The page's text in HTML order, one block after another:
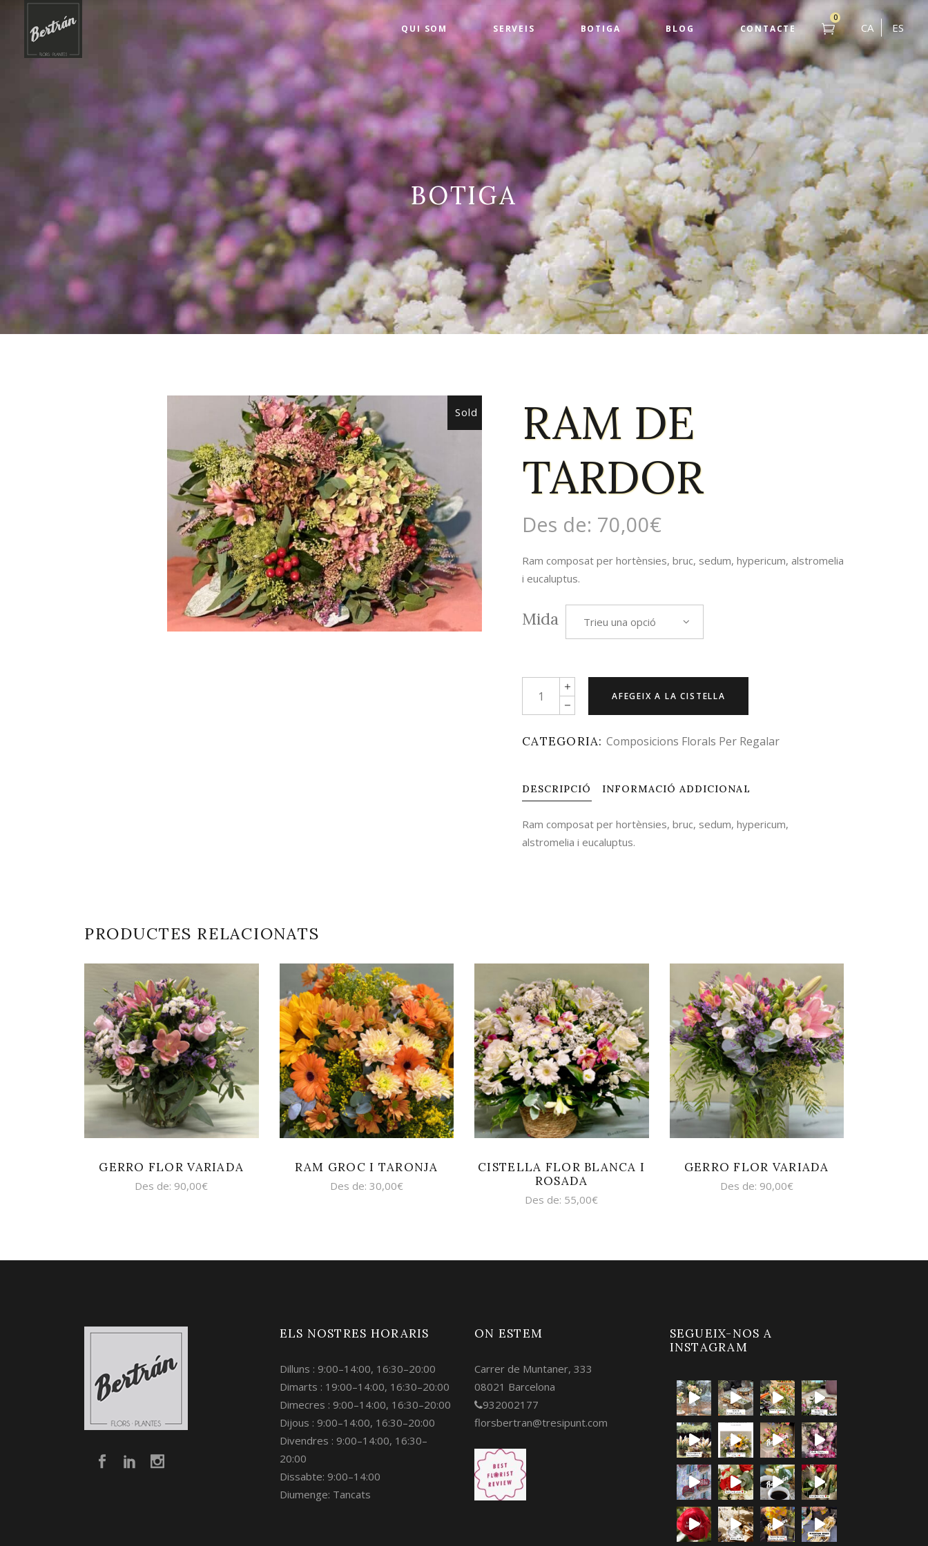
QUI SOM SERVEIS BOTIGA BLOG CONTACTE
0
CA ES
BOTIGA
Sold
RAM DE
TARDOR
Des de: 70,00€
Ram composat per hortènsies, bruc, sedum, hypericum, alstromelia
i eucaluptus.
Mida Trieu una opció
Quantity
AFEGEIX A LA CISTELLA
CATEGORIA:Composicions Florals Per Regalar
DESCRIPCIÓ INFORMACIÓ ADDICIONAL
Ram composat per hortènsies, bruc, sedum, hypericum,
alstromelia i eucaluptus.
PRODUCTES RELACIONATS
SELECCIONA
OPCIONS
GERRO FLOR VARIADA
Des de: 90,00€
SELECCIONA
OPCIONS
RAM GROC I TARONJA
Des de: 30,00€
SELECCIONA
OPCIONS
CISTELLA FLOR BLANCA I
ROSADA
Des de: 55,00€
SELECCIONA
OPCIONS
GERRO FLOR VARIADA
Des de: 90,00€
ELS NOSTRES HORARIS
Dilluns : 9:00–14:00, 16:30–20:00
Dimarts : 19:00–14:00, 16:30–20:00
Dimecres : 9:00–14:00, 16:30–20:00
Dijous : 9:00–14:00, 16:30–20:00
Divendres : 9:00–14:00, 16:30–
20:00
Dissabte: 9:00–14:00
Diumenge: Tancats
ON ESTEM
Carrer de Muntaner, 333
08021 Barcelona
932002177
florsbertran@tresipunt.com
SEGUEIX-NOS A
INSTAGRAM